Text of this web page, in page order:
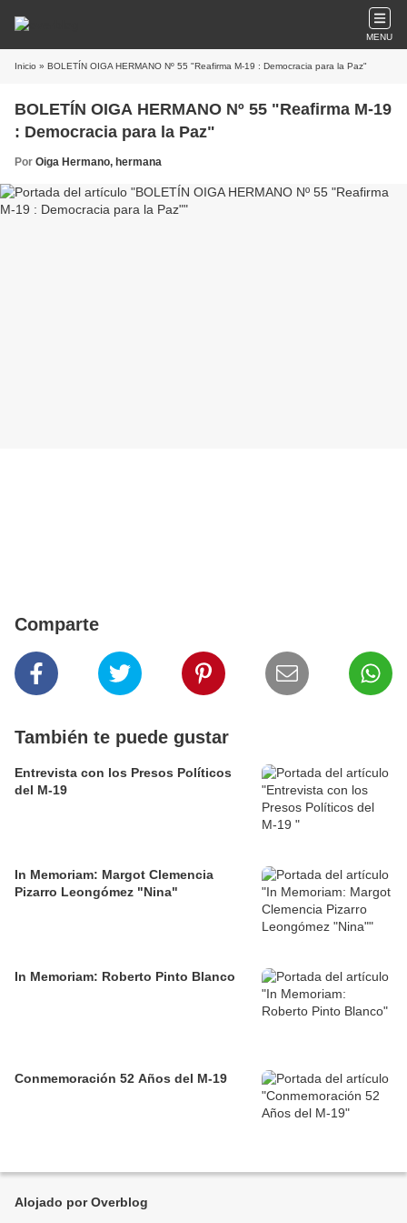
MENU
Inicio » BOLETÍN OIGA HERMANO Nº 55 "Reafirma M-19 : Democracia para la Paz"
BOLETÍN OIGA HERMANO Nº 55 "Reafirma M-19
: Democracia para la Paz"
Por Oiga Hermano, hermana
Comparte
También te puede gustar
Entrevista con los Presos Políticos
del M-19
In Memoriam: Margot Clemencia
Pizarro Leongómez "Nina"
In Memoriam: Roberto Pinto Blanco
Conmemoración 52 Años del M-19
Alojado por Overblog